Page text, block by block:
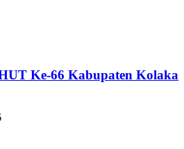
Ke-66 Kabupaten Kolaka